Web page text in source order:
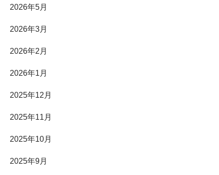
2026年5月
2026年3月
2026年2月
2026年1月
2025年12月
2025年11月
2025年10月
2025年9月